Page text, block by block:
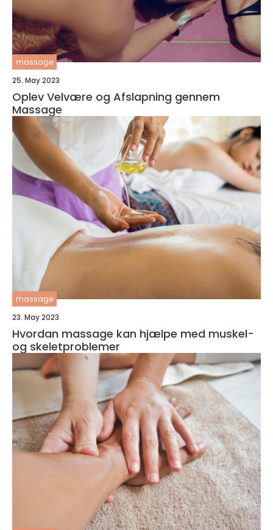
massage
25. May 2023
Oplev Velvære og Afslapning gennem
Massage
massage
23. May 2023
Hvordan massage kan hjælpe med muskel-
og skeletproblemer